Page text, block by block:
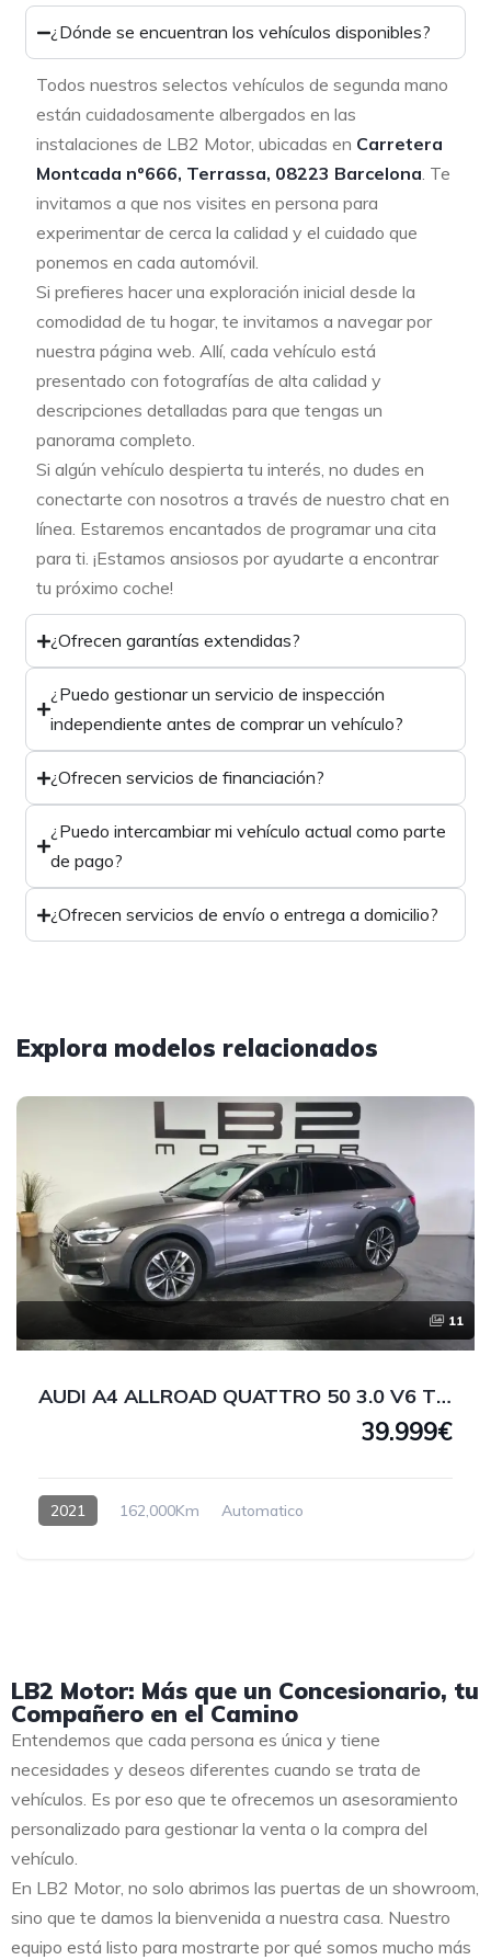
¿Dónde se encuentran los vehículos disponibles?
Todos nuestros selectos vehículos de segunda mano
están cuidadosamente albergados en las
instalaciones de LB2 Motor, ubicadas en Carretera
Montcada nº666, Terrassa, 08223 Barcelona. Te
invitamos a que nos visites en persona para
experimentar de cerca la calidad y el cuidado que
ponemos en cada automóvil.
Si prefieres hacer una exploración inicial desde la
comodidad de tu hogar, te invitamos a navegar por
nuestra página web. Allí, cada vehículo está
presentado con fotografías de alta calidad y
descripciones detalladas para que tengas un
panorama completo.
Si algún vehículo despierta tu interés, no dudes en
conectarte con nosotros a través de nuestro chat en
línea. Estaremos encantados de programar una cita
para ti. ¡Estamos ansiosos por ayudarte a encontrar
tu próximo coche!
¿Ofrecen garantías extendidas?
¿Puedo gestionar un servicio de inspección
independiente antes de comprar un vehículo?
¿Ofrecen servicios de financiación?
¿Puedo intercambiar mi vehículo actual como parte
de pago?
¿Ofrecen servicios de envío o entrega a domicilio?
Explora modelos relacionados
11
AUDI A4 ALLROAD QUATTRO 50 3.0 V6 TDI 286 CV
39.999€
2021 162,000Km Automatico
LB2 Motor: Más que un Concesionario, tu
Compañero en el Camino
Entendemos que cada persona es única y tiene
necesidades y deseos diferentes cuando se trata de
vehículos. Es por eso que te ofrecemos un asesoramiento
personalizado para gestionar la venta o la compra del
vehículo.
En LB2 Motor, no solo abrimos las puertas de un showroom,
sino que te damos la bienvenida a nuestra casa. Nuestro
equipo está listo para mostrarte por qué somos mucho más